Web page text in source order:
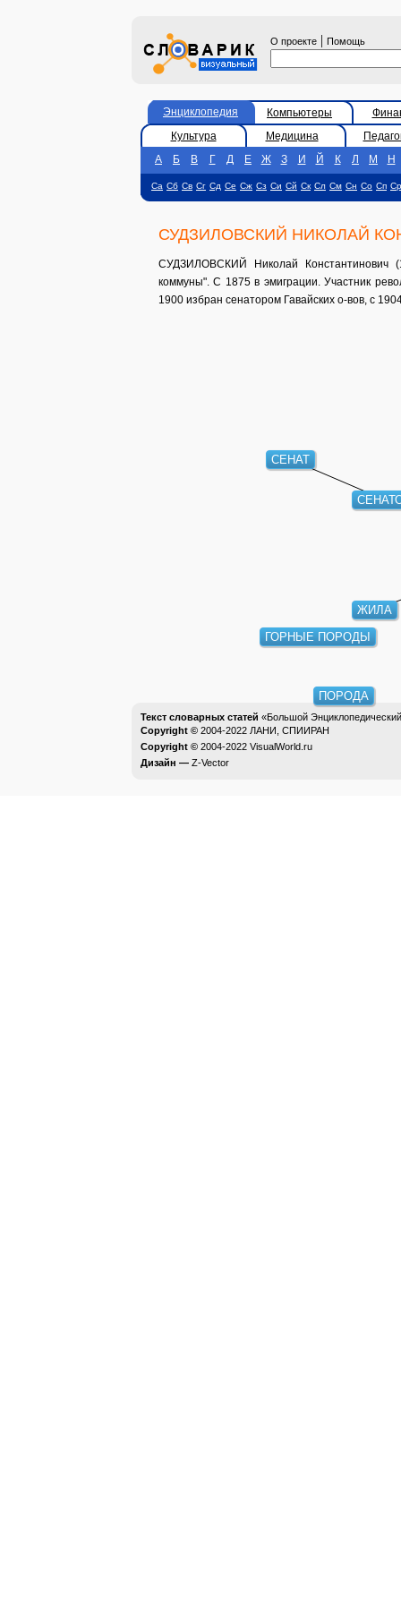
О проекте | Помощь
Энциклопедия Компьютеры
Культура
Медицина
А
Б В Г Д Е Ж З И Й К Л М Н
Са Сб Св Сг Сд Се Сж Сз Си Сй Ск Сл См Сн Со Сп Ср
СУДЗИЛОВСКИЙ НИКОЛАЙ
СУДЗИЛОВСКИЙ Николай Константинович
коммуны". С 1875 в эмиграции. Участник
1900 избран сенатором Гавайских о-вов, с
ЖИЛА
СЕНАТ
ГОРНЫЕ ПОРОДЫ
ПОРОДА
Текст словарных статей «Большой
Copyright © 2004-2022 ЛАНИ, СПИИРАН
Copyright © 2004-2022 VisualWorld.ru
Дизайн — Z-Vector